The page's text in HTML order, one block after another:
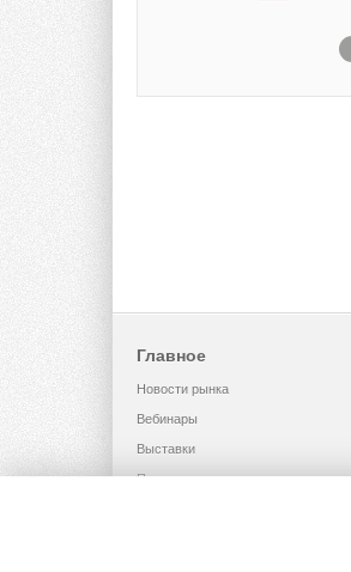
Главное
Новости рынка
Вебинары
Выставки
Помощь